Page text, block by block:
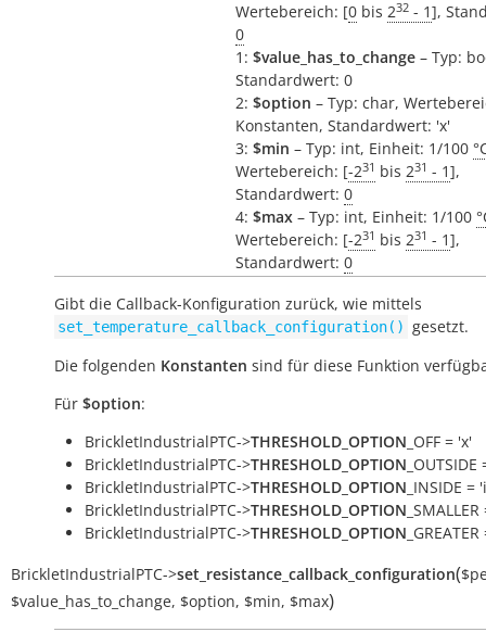
Wertebereich: [0 bis 232 - 1],
0
1: $value_has_to_change – Typ:
Standardwert: 0
2: $option – Typ: char,
Konstanten, Standardwert: 'x'
3: $min – Typ: int, Einheit: 1/100
Wertebereich: [-231 bis 231 - 1],
Standardwert: 0
4: $max – Typ: int, Einheit: 1/100
Wertebereich: [-231 bis 231 - 1],
Standardwert: 0
Gibt die Callback-Konfiguration zurück, wie mittels
set_temperature_callback_configuration() gesetzt.
Die folgenden Konstanten sind für diese Funktion
Für $option:
BrickletIndustrialPTC->THRESHOLD_OPTION _OFF = 'x'
BrickletIndustrialPTC->THRESHOLD_OPTION _OUTSIDE
BrickletIndustrialPTC->THRESHOLD_OPTION _INSIDE =
BrickletIndustrialPTC->THRESHOLD_OPTION
BrickletIndustrialPTC->THRESHOLD_OPTION
BrickletIndustrialPTC->set_resistance_callback_configuration(
$value_has_to_change, $option, $min, $max)